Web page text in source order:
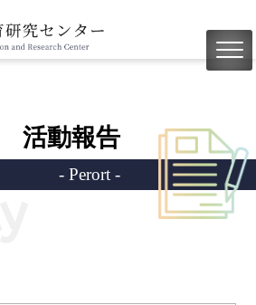
活動報告
- Perort -